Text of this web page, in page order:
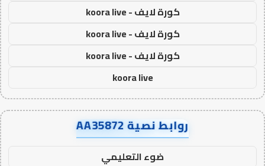
كورة لايف - koora live
كورة لايف - koora live
كورة لايف - koora live
koora live
روابط نصية AA35872
ضوء التعليمي